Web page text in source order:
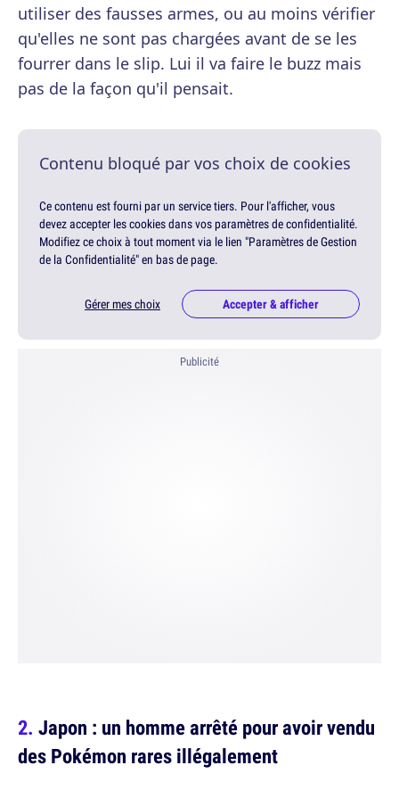
utiliser des fausses armes, ou au moins vérifier
qu'elles ne sont pas chargées avant de se les
fourrer dans le slip. Lui il va faire le buzz mais
pas de la façon qu'il pensait.
Contenu bloqué par vos choix de cookies
Ce contenu est fourni par un service tiers. Pour l'afficher, vous
devez accepter les cookies dans vos paramètres de confidentialité.
Modifiez ce choix à tout moment via le lien "Paramètres de Gestion
de la Confidentialité" en bas de page.
Gérer mes choix Accepter & afficher
Publicité
Japon : un homme arrêté pour avoir vendu
des Pokémon rares illégalement